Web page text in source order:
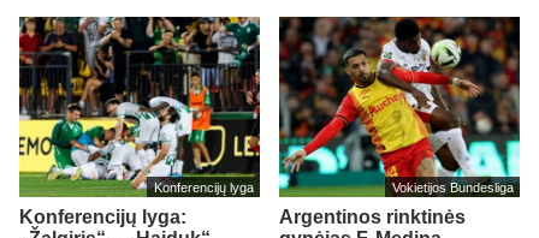
Konferencijų lyga
Konferencijų lyga:
Vokietijos Bundesliga
Argentinos rinktinės